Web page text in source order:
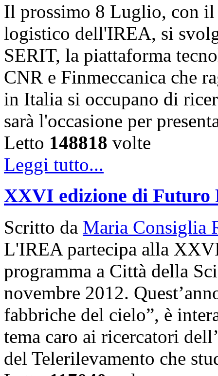
Il prossimo 8 Luglio, con
logistico dell'IREA, si
SERIT, la piattaforma
CNR e Finmeccanica che
in Italia si occupano di
sarà l'occasione per
Letto 148818 volte
Leggi tutto...
XXVI edizione di Futuro
Scritto da Maria Consiglia
L'IREA partecipa alla
programma a Città della
novembre 2012.
fabbriche del cielo”, è
tema caro ai ricercatori
del Telerilevamento che